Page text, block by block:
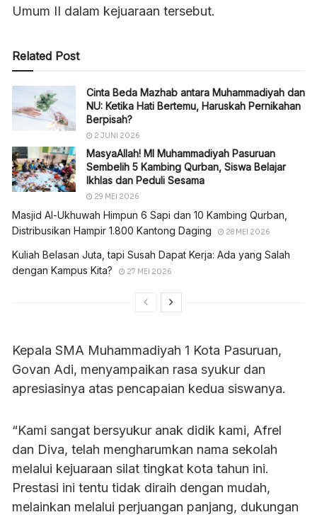
Umum II dalam kejuaraan tersebut.
Related Post
Cinta Beda Mazhab antara Muhammadiyah dan
NU: Ketika Hati Bertemu, Haruskah Pernikahan
Berpisah?
2 JUNI 2026
MasyaAllah! MI Muhammadiyah Pasuruan
Sembelih 5 Kambing Qurban, Siswa Belajar
Ikhlas dan Peduli Sesama
29 MEI 2026
Masjid Al-Ukhuwah Himpun 6 Sapi dan 10 Kambing Qurban,
Distribusikan Hampir 1.800 Kantong Daging
28 MEI 2026
Kuliah Belasan Juta, tapi Susah Dapat Kerja: Ada yang Salah
dengan Kampus Kita?
27 MEI 2026
Kepala SMA Muhammadiyah 1 Kota Pasuruan,
Govan Adi, menyampaikan rasa syukur dan
apresiasinya atas pencapaian kedua siswanya.
“Kami sangat bersyukur anak didik kami, Afrel
dan Diva, telah mengharumkan nama sekolah
melalui kejuaraan silat tingkat kota tahun ini.
Prestasi ini tentu tidak diraih dengan mudah,
melainkan melalui perjuangan panjang, dukungan